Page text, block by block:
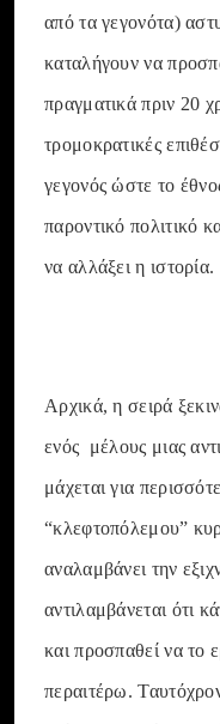
από τα γεγονότα)
καταλήγουν να
πραγματικά πριν 20
τρομοκρατικές
γεγονός ώστε το
παροντικό πολιτικό
να αλλάξει η ιστορία.
Αρχικά, η σειρά
ενός μέλους μιας
μάχεται για
“κλεφτοπόλεμου”
αναλαμβάνει την
αντιλαμβάνεται ότι
και προσπαθεί να το
περαιτέρω.